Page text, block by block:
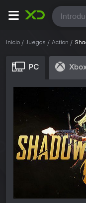
Todas
Inicio Juegos Action
PC